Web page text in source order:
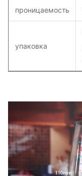
проницаемость
упаковка